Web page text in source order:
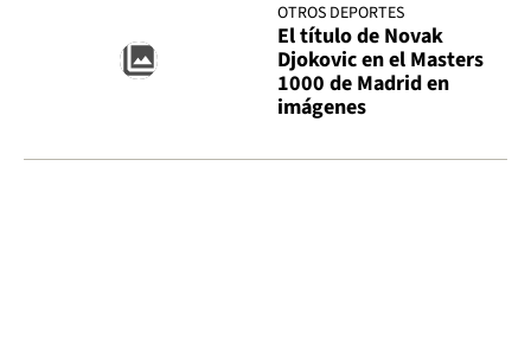
OTROS DEPORTES
El título de Novak
Djokovic en el Masters
1000 de Madrid en
imágenes